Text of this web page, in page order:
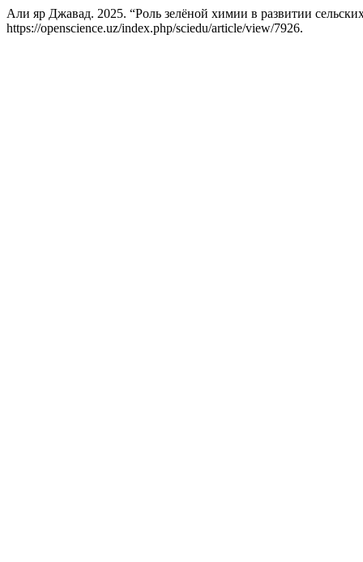
Али яр Джавад. 2025. “Роль зелёной химии в развитии
https://openscience.uz/index.php/sciedu/article/view/7926.